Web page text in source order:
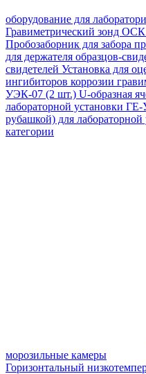
оборудование для
Гравиметрический зонд ОСК
Пробозаборник для забора
для держателя образцов-
свидетелей Установка для
ингибиторов коррозии
УЭК-07 (2 шт.) U-образная
лабораторной установки
рубашкой) для
категории
морозильные камеры
Горизонтальный